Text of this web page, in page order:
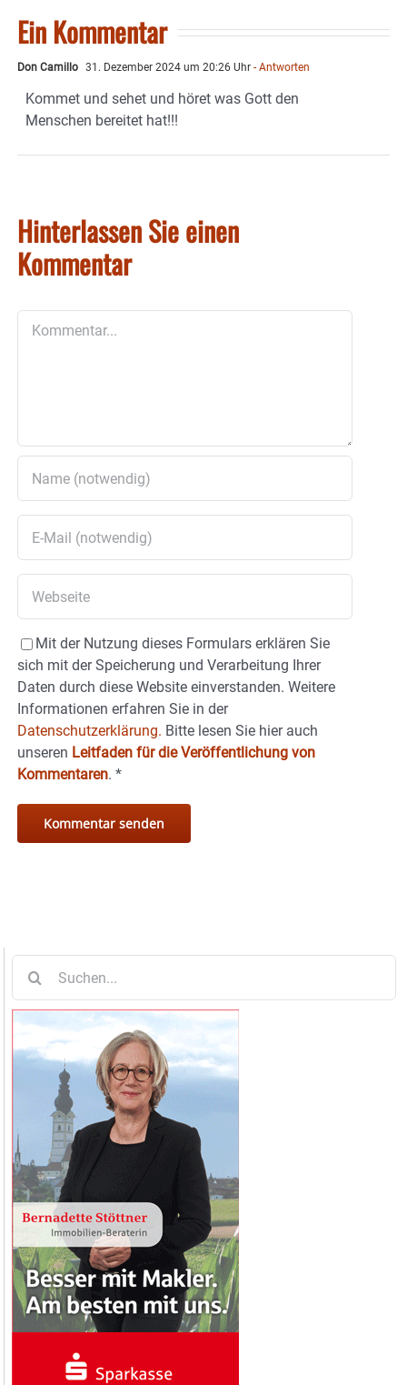
Ein Kommentar
Don Camillo 31. Dezember 2024 um 20:26 Uhr - Antworten
Kommet und sehet und höret was Gott den
Menschen bereitet hat!!!
Hinterlassen Sie einen
Kommentar
Mit der Nutzung dieses Formulars erklären Sie
sich mit der Speicherung und Verarbeitung Ihrer
Daten durch diese Website einverstanden. Weitere
Informationen erfahren Sie in der
Datenschutzerklärung. Bitte lesen Sie hier auch
unseren Leitfaden für die Veröffentlichung von
Kommentaren. *
nach: